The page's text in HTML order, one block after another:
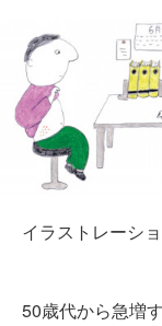
イラストレーシ
50歳代から急増